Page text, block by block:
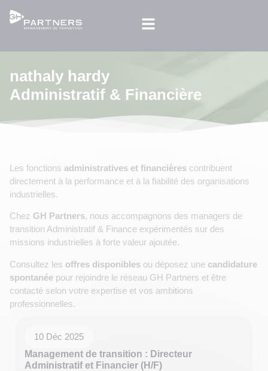
nathaly hardy
Administratif & Financière
Les fonctions administratives et financières contribuent
directement à la performance et à la fiabilité des organisations
industrielles.
Chez GH Partners, nous accompagnons des managers de
transition Administratif & Finance expérimentés sur des
missions industrielles à forte valeur ajoutée.
Consultez les offres disponibles ou déposez une candidature
spontanée pour rejoindre le réseau GH Partners et être
contacté selon votre expertise et vos ambitions
professionnelles.
10 Déc 2025
Management de transition : Directeur
Administratif et Financier (H/F)